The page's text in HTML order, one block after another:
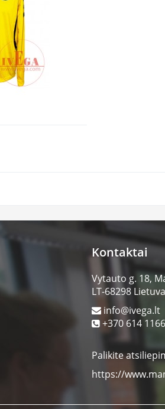
Kontaktai
Vytauto g. 18,
LT-68298 Lietuva
info@ivega.lt
+370 614
Palikite
https://